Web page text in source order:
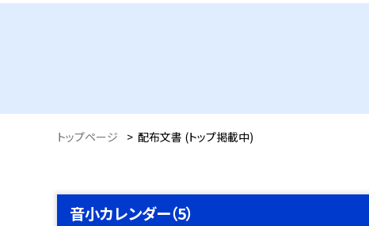
トップページ > 配布文書 (トップ掲載中)
音小カレンダー（5）